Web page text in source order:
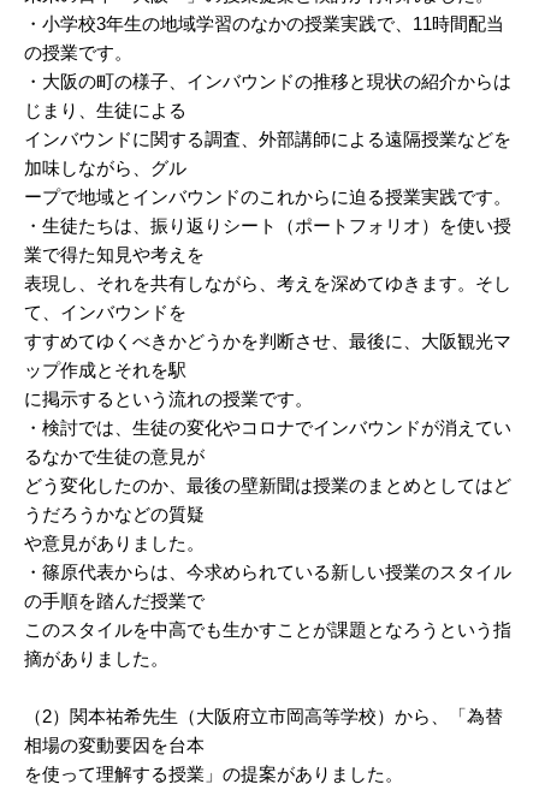
・小学校3年生の地域学習のなかの授業実践で、11時間配当
の授業です。
・大阪の町の様子、インバウンドの推移と現状の紹介からは
じまり、生徒による
インバウンドに関する調査、外部講師による遠隔授業などを
加味しながら、グル
ープで地域とインバウンドのこれからに迫る授業実践です。
・生徒たちは、振り返りシート（ポートフォリオ）を使い授
業で得た知見や考えを
表現し、それを共有しながら、考えを深めてゆきます。そし
て、インバウンドを
すすめてゆくべきかどうかを判断させ、最後に、大阪観光マ
ップ作成とそれを駅
に掲示するという流れの授業です。
・検討では、生徒の変化やコロナでインバウンドが消えてい
るなかで生徒の意見が
どう変化したのか、最後の壁新聞は授業のまとめとしてはど
うだろうかなどの質疑
や意見がありました。
・篠原代表からは、今求められている新しい授業のスタイル
の手順を踏んだ授業で
このスタイルを中高でも生かすことが課題となろうという指
摘がありました。
（2）関本祐希先生（大阪府立市岡高等学校）から、「為替
相場の変動要因を台本
を使って理解する授業」の提案がありました。